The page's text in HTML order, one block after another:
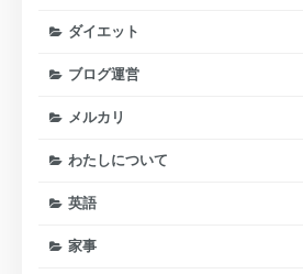
ダイエット
ブログ運営
メルカリ
わたしについて
英語
家事